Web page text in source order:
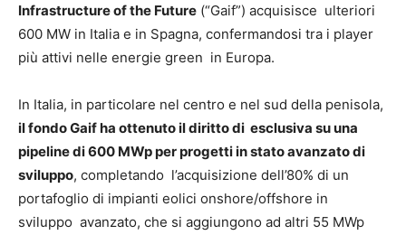
Infrastructure of the Future (“Gaif”) acquisisce ulteriori
600 MW in Italia e in Spagna, confermandosi tra i player
più attivi nelle energie green in Europa.
In Italia, in particolare nel centro e nel sud della penisola,
il fondo Gaif ha ottenuto il diritto di esclusiva su una
pipeline di 600 MWp per progetti in stato avanzato di
sviluppo, completando l’acquisizione dell’80% di un
portafoglio di impianti eolici onshore/offshore in
sviluppo avanzato, che si aggiungono ad altri 55 MWp